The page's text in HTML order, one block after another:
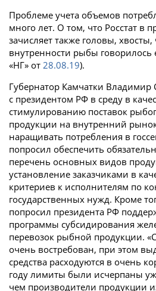
Проблеме учета объемов
много лет. О том, что Росстат в
зачисляет также головы,
внутренности рыбы говорилось
«НГ» от 28.08.19).
Губернатор Камчатки
с президентом РФ в среду в
стимулированию поставок
продукции на внутренний
наращивать потребления в
попросил обеспечить
перечень основных видов
установление заказчиками в
критериев к исполнителям по
государственных нужд. Кроме
попросил президента РФ
программы субсидирования
перевозок рыбной продукции.
очень востребован, при этом
средства расходуются в очень
году лимиты были исчерпаны
чем производители продукции